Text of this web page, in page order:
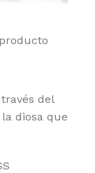
del
diosa que